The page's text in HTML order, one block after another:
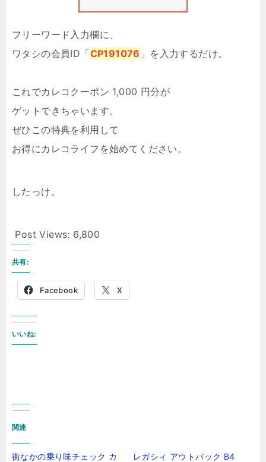
フリーワード入力欄に、
ワタシの会員ID「CP191076 」を入力するだけ。
これでカレコクーポン 1,000 円分が
ゲットできちゃいます。
ぜひこの特典を利用して
お得にカレコライフを始めてください。
したっけ。
Post Views: 6,800
共有:
Facebook X
いいね:
関連
街なかの乗り味チェック カ
レガシィ アウトバック B4